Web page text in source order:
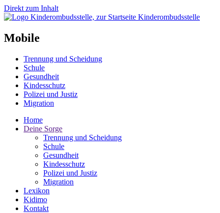
Direkt zum Inhalt
Kinderombudsstelle
Mobile
Trennung und Scheidung
Schule
Gesundheit
Kindesschutz
Polizei und Justiz
Migration
Home
Deine Sorge
Trennung und Scheidung
Schule
Gesundheit
Kindesschutz
Polizei und Justiz
Migration
Lexikon
Kidimo
Kontakt